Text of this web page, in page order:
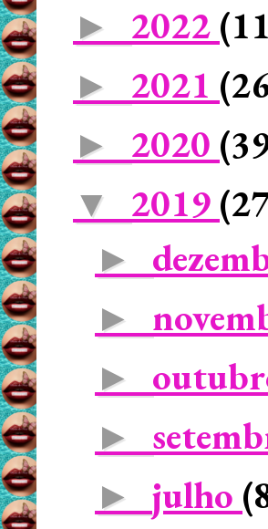
► 2022
► 2021
► 2020
▼ 2019
►
►
►
►
► julho